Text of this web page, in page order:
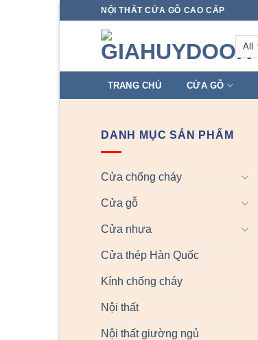
NỘI THẤT CỬA GỖ CAO CẤP
TRANG CHỦ CỬA GỖ
DANH MỤC SẢN PHẨM
Cửa chống cháy
Cửa gỗ
Cửa nhựa
Cửa thép Hàn Quốc
Kính chống cháy
Nội thất
Nội thất giường ngủ